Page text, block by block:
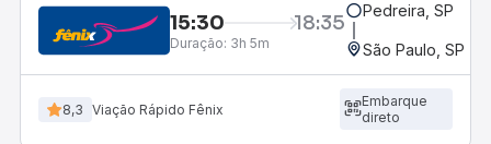
15:30 18:35
Duração: 3h 5m
Pedreira, SP
São Paulo, SP -
8,3 Viação Rápido Fênix
Embarque
direto